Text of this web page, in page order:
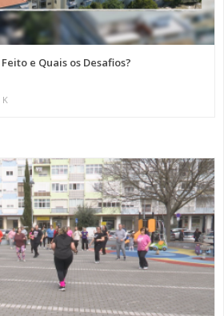
e Quais os Desafios?
K